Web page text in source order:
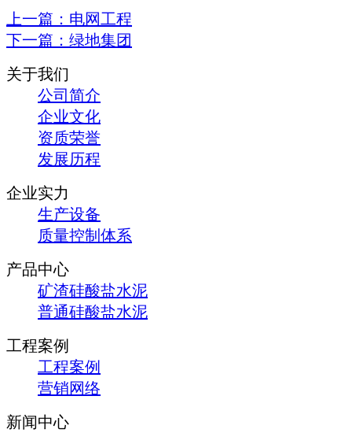
上一篇： 电网工程
下一篇： 绿地集团
关于我们
公司简介
企业文化
资质荣誉
发展历程
企业实力
生产设备
质量控制体系
产品中心
矿渣硅酸盐水泥
普通硅酸盐水泥
工程案例
工程案例
营销网络
新闻中心